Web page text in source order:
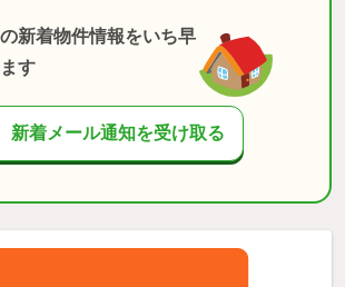
新着物件情報をいち早
す
新着メール通知を受け取る